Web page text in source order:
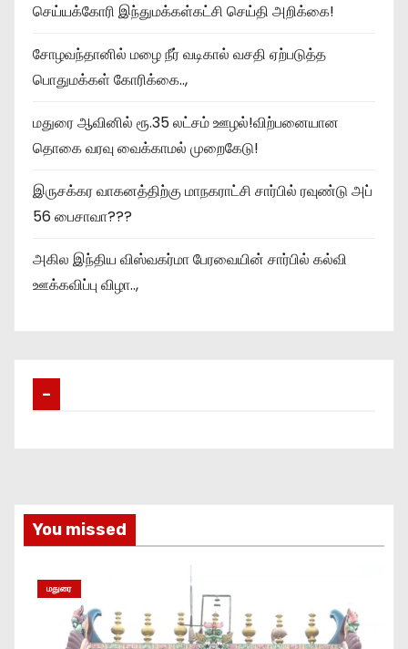
செய்யக்கோரி இந்துமக்கள்கட்சி செய்தி அறிக்கை!
சோழவந்தானில் மழை நீர் வடிகால் வசதி ஏற்படுத்த
பொதுமக்கள் கோரிக்கை..,
மதுரை ஆவினில் ரூ.35 லட்சம் ஊழல்!விற்பனையான
தொகை வரவு வைக்காமல் முறைகேடு!
இருசக்கர வாகனத்திற்கு மாநகராட்சி சார்பில் ரவுண்டு அப்
56 பைசாவா???
அகில இந்திய விஸ்வகர்மா பேரவையின் சார்பில் கல்வி
ஊக்கவிப்பு விழா..,
–
You missed
மதுரை